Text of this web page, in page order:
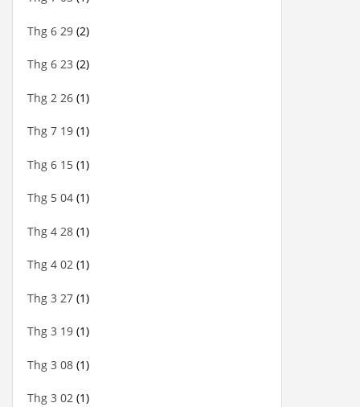
Thg 6 29 (2)
Thg 6 23 (2)
Thg 2 26 (1)
Thg 7 19 (1)
Thg 6 15 (1)
Thg 5 04 (1)
Thg 4 28 (1)
Thg 4 02 (1)
Thg 3 27 (1)
Thg 3 19 (1)
Thg 3 08 (1)
Thg 3 02 (1)